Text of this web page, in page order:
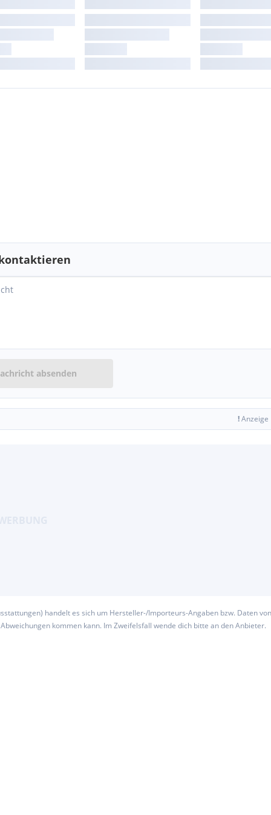
absenden
!Anzeige
handelt es sich um Hersteller-/Importeurs-Angaben bzw. Daten von
kommen kann. Im Zweifelsfall wende dich bitte an den Anbieter.